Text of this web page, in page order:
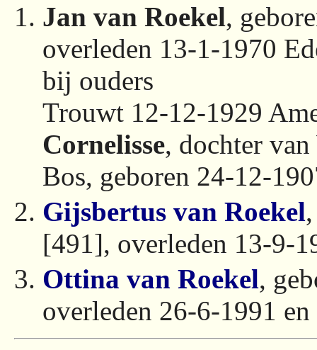
Jan van Roekel,
overleden 13-1-1970
bij ouders
Trouwt 12-12-1929
Cornelisse, dochter
Bos, geboren 24-12-
Gijsbertus van Roekel
[491], overleden 13-9-
Ottina van Roekel,
overleden 26-6-1991